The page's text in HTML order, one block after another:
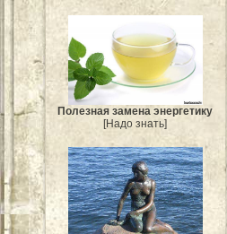
Полезная замена энергетику
[Надо знать]